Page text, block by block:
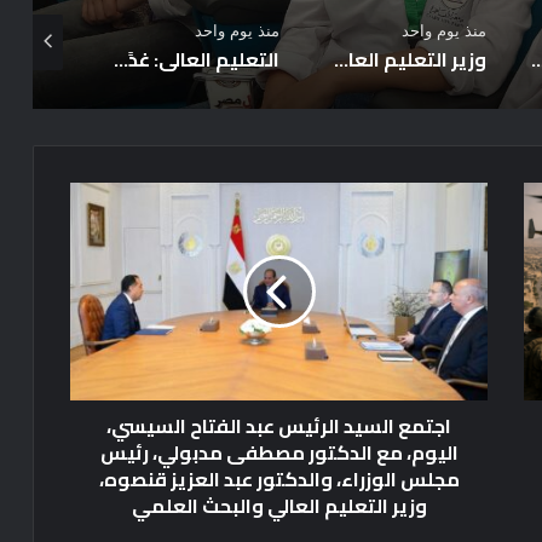
منذ يوم واحد
التعليم العالي: غدًا الخميس الساعة السابعة مساءً آخر موعد للتسجيل لاختبارات القدرات… ولن يتم مد فترة التسجيل
منذ يوم واحد
التعليم العالي: انطلاق أعمال المرحلة الأولى للتنسيق الإلكتروني للقبول بالجامعات الحكومية والمعاهد للعام الجامعي 2026/2027
منذ يوم
ا
ت
م
ع
س
ي
اجتمع السيد الرئيس عبد الفتاح السيسي،
اليوم، مع الدكتور مصطفى مدبولي، رئيس
مجلس الوزراء، والدكتور عبد العزيز قنصوه،
وزير التعليم العالي والبحث العلمي